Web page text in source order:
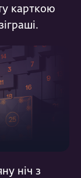
карткою
ніч з